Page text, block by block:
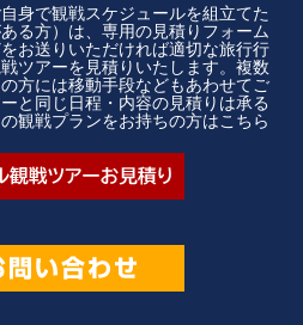
身で観戦スケジュールを組立てた
る方）は、専用の見積りフォーム
お送りいただければ適切な旅行行
ツアーを見積りいたします。複数
方には移動手段などもあわせてご
と同じ日程・内容の見積りは承る
観戦プランをお持ちの方はこちら